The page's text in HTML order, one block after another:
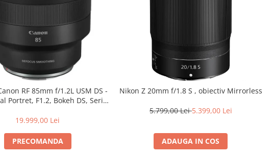
RF 85mm f/1.2L USM DS -
Portret, F1.2, Bokeh DS, Seria
19.999,00 Lei
PRECOMANDA
Nikon Z 20mm f/1.8 S , obiectiv Mirrorless
5.799,00 Lei5.399,00 Lei
ADAUGA IN COS